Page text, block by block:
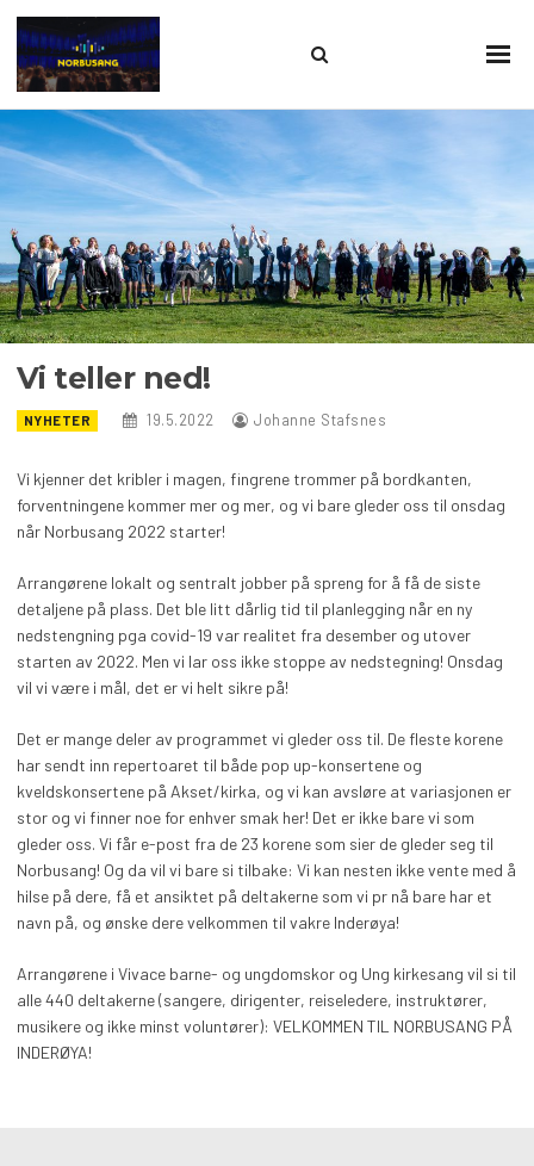
site
Vi teller ned!
NYHETER 19.5.2022 Johanne Stafsnes
Vi kjenner det kribler i magen, fingrene trommer på bordkanten,
forventningene kommer mer og mer, og vi bare gleder oss til onsdag
når Norbusang 2022 starter!
Arrangørene lokalt og sentralt jobber på spreng for å få de siste
detaljene på plass. Det ble litt dårlig tid til planlegging når en ny
nedstengning pga covid-19 var realitet fra desember og utover
starten av 2022. Men vi lar oss ikke stoppe av nedstegning! Onsdag
vil vi være i mål, det er vi helt sikre på!
Det er mange deler av programmet vi gleder oss til. De fleste korene
har sendt inn repertoaret til både pop up-konsertene og
kveldskonsertene på Akset/kirka, og vi kan avsløre at variasjonen er
stor og vi finner noe for enhver smak her! Det er ikke bare vi som
gleder oss. Vi får e-post fra de 23 korene som sier de gleder seg til
Norbusang! Og da vil vi bare si tilbake: Vi kan nesten ikke vente med å
hilse på dere, få et ansiktet på deltakerne som vi pr nå bare har et
navn på, og ønske dere velkommen til vakre Inderøya!
Arrangørene i Vivace barne- og ungdomskor og Ung kirkesang vil si til
alle 440 deltakerne (sangere, dirigenter, reiseledere, instruktører,
musikere og ikke minst voluntører): VELKOMMEN TIL NORBUSANG PÅ
INDERØYA!